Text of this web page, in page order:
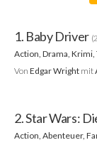
1. Baby Driver
Action, Drama,
Von Edgar Wright mit
2. Star Wars:
Action, Abenteuer,